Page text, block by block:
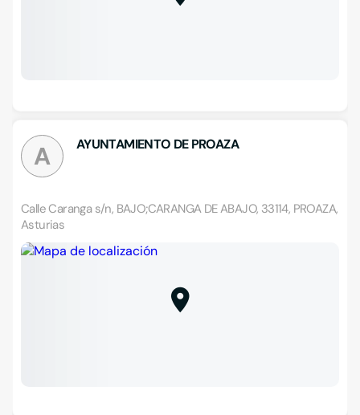
A AYUNTAMIENTO DE PROAZA
Calle Caranga s/n, BAJO;CARANGA DE ABAJO, 33114, PROAZA,
Asturias